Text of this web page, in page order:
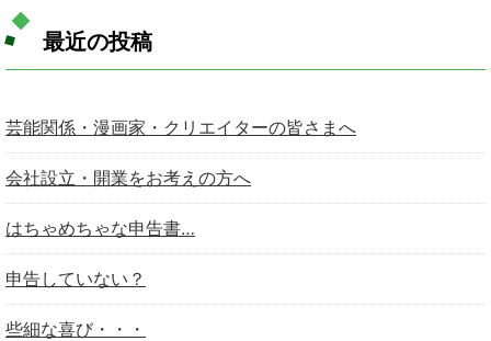
最近の投稿
芸能関係・漫画家・クリエイターの皆さまへ
会社設立・開業をお考えの方へ
はちゃめちゃな申告書…
申告していない？
些細な喜び・・・